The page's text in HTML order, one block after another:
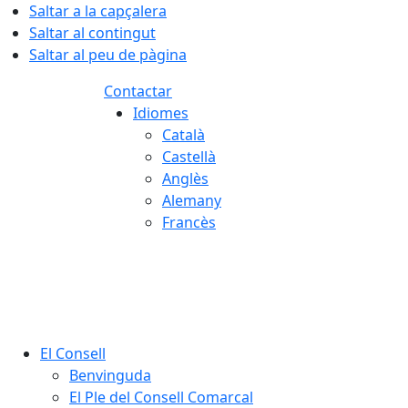
Saltar a la capçalera
Saltar al contingut
Saltar al peu de pàgina
Contactar
Idiomes
Català
Castellà
Anglès
Alemany
Francès
El Consell
Benvinguda
El Ple del Consell Comarcal